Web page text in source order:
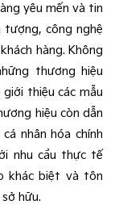
yêu mến và tin
tượng, công nghệ
hàng. Không
thương hiệu
thiệu các mẫu
hiệu còn dẫn
nhân hóa chính
nhu cầu thực tế
khác biệt và tôn
hữu.